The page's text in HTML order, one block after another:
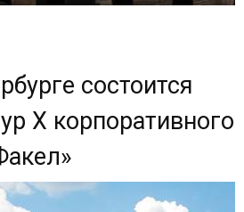
состоится
X корпоративного